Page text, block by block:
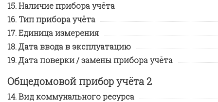
Наличие прибора учёта
Тип прибора учёта
Единица измерения
Дата ввода в эксплуатацию
Дата поверки / замены прибора учёта
Общедомовой прибор учёта 2
Вид коммунального ресурса